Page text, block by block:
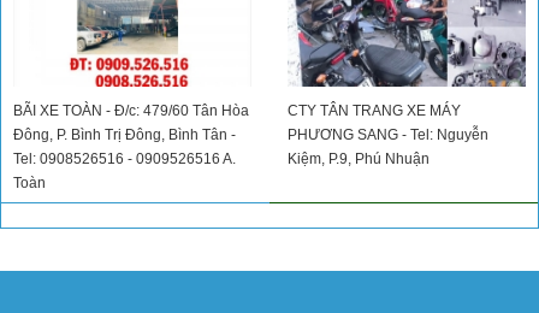
BÃI XE TOÀN - Đ/c: 479/60 Tân Hòa
Đông, P. Bình Trị Đông, Bình Tân -
Tel: 0908526516 - 0909526516 A.
Toàn
CTY TÂN TRANG XE MÁY
PHƯƠNG SANG - Tel: Nguyễn
Kiệm, P.9, Phú Nhuận